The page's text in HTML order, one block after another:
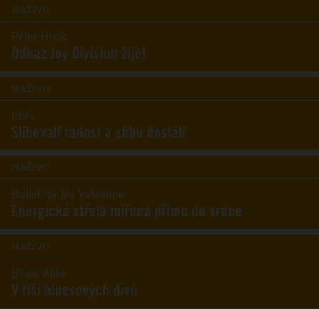
NAŽIVO
Peter Hook
Odkaz Joy Division žije!
NAŽIVO
Idles
Slibovali radost a slibu dostáli
NAŽIVO
Bullet for My Valentine
Energická střela mířená přímo do srdce
NAŽIVO
Blues Alive
V říši bluesových divů